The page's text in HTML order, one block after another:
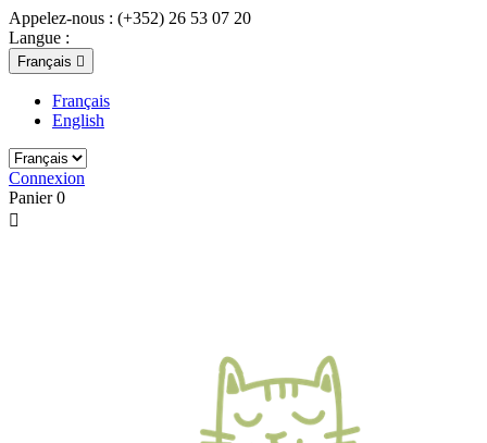
Appelez-nous : (+352) 26 53 07 20
Langue :
Français 
Français
English
Connexion
Panier 0
